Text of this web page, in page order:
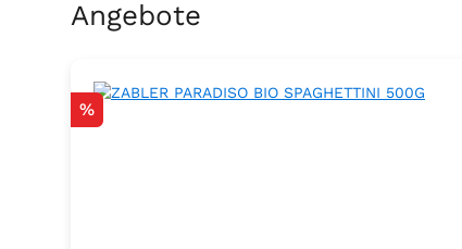
Produktgalerie überspringen
Angebote
Rabatt
%